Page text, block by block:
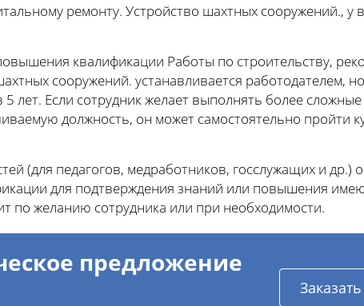
ремонту. Устройство шахтных сооружений., у
квалификации Работы по строительству,
сооружений. устанавливается работодателем,
лет. Если сотрудник желает выполнять более
должность, он может самостоятельно пройти
(для педагогов, медработников, госслужащих и др.)
для подтверждения знаний или повышения
по желанию сотрудника или при необходимости.
предложение